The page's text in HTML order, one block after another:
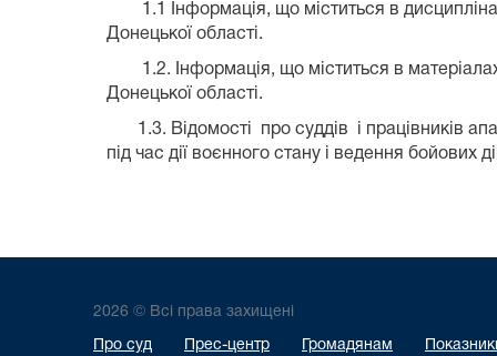
1.1 Інформація, що міститься в
Донецької області.
1.2. Інформація, що міститься в матеріалах
Донецької області.
1.3. Відомості про суддів і працівників
під час дії воєнного стану і ведення бойових
2026 © Всі права захищені
Про суд Прес-центр Громадянам